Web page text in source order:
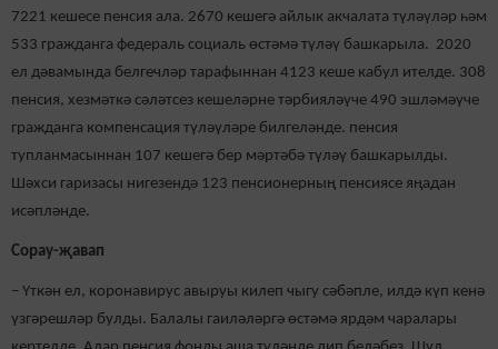
7221 кешесе пенсия ала. 2670 кешегә айлык акчалата түләүләр һәм
533 гражданга федераль социаль өстәмә түләү башкарыла. 2020
ел дәвамында белгечләр тарафыннан 4123 кеше кабул ителде. 308
пенсия, хезмәткә сәләтсез кешеләрне тәрбияләүче 490 эшләмәүче
гражданга компенсация түләүләре билгеләнде. пенсия
тупланмасыннан 107 кешегә бер мәртәбә түләү башкарылды.
Шәхси гаризасы нигезендә 123 пенсионерның пенсиясе яңадан
исәпләнде.
Сорау-җавап
– Үткән ел, коронавирус авыруы килеп чыгу сәбәпле, илдә күп кенә
үзгәрешләр булды. Балалы гаиләләргә өстәмә ярдәм чаралары